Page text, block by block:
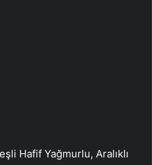
Hafif Yağmurlu, Aralıklı